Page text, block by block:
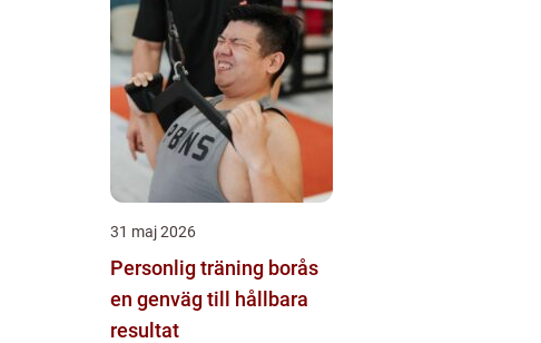
31 maj 2026
Personlig träning borås
en genväg till hållbara
resultat